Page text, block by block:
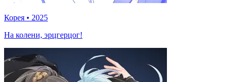
Корея • 2025
На колени, эрцгерцог!